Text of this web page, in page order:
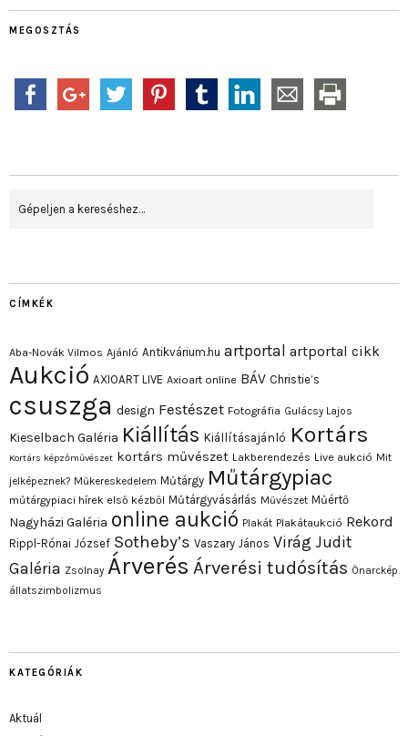
MEGOSZTÁS
CÍMKÉK
Aba-Novák Vilmos Ajánló Antikvárium.hu artportal artportal cikk
Aukció AXIOART LIVE Axioart online BÁV Christie’s
csuszga design Festészet Fotográfia Gulácsy Lajos
Kieselbach Galéria Kiállítás Kiállításajánló Kortárs
Kortárs képzőművészet kortárs művészet Lakberendezés Live aukció Mit
jelképeznek? Műkereskedelem Műtárgy Műtárgypiac
műtárgypiaci hírek első kézből Műtárgyvásárlás Művészet Műértő
Nagyházi Galéria online aukció Plakát Plakátaukció Rekord
Rippl-Rónai József Sotheby’s Vaszary János Virág Judit
Galéria Zsolnay Árverés Árverési tudósítás Önarckép
állatszimbolizmus
KATEGÓRIÁK
Aktuál